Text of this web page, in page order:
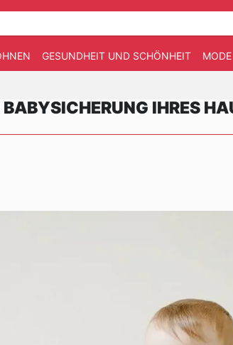
GESUNDHEIT UND SCHÖNHEIT MODE
IHRES